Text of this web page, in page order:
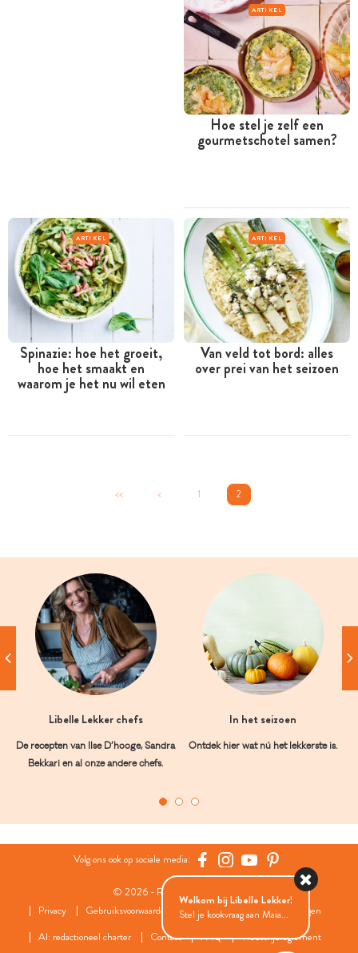
ARTIKEL
Hoe stel je zelf een
gourmetschotel samen?
ARTIKEL
Spinazie: hoe het groeit,
hoe het smaakt en
waarom je het nu wil eten
ARTIKEL
Van veld tot bord: alles
over prei van het seizoen
<< < 1 2
Libelle Lekker chefs
De recepten van Ilse D’hooge, Sandra
Bekkari en al onze andere chefs.
In het seizoen
Ontdek hier wat nú het lekkerste is.
Volg ons ook op sociale media:
© 2026 - Roularta Media Group
Privacy
Gebruiksvoorwaarden Cookies
Cookies instellingen
AI: redactioneel charter
Contact FAQ Wedstrijdreglement
Welkom bij Libelle Lekker!
Stel je kookvraag aan Maia...